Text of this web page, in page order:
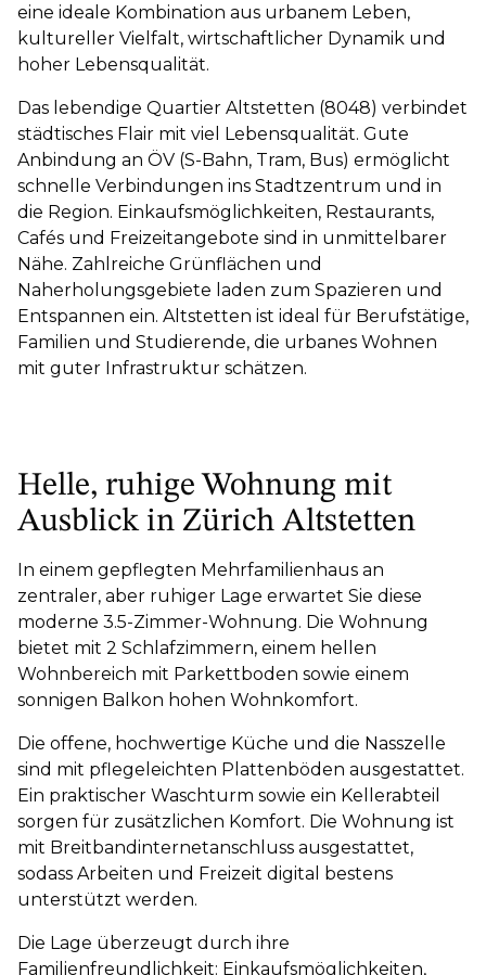
eine ideale Kombination aus urbanem Leben,
kultureller Vielfalt, wirtschaftlicher Dynamik und
hoher Lebensqualität.
Das lebendige Quartier Altstetten (8048) verbindet
städtisches Flair mit viel Lebensqualität. Gute
Anbindung an ÖV (S-Bahn, Tram, Bus) ermöglicht
schnelle Verbindungen ins Stadtzentrum und in
die Region. Einkaufsmöglichkeiten, Restaurants,
Cafés und Freizeitangebote sind in unmittelbarer
Nähe. Zahlreiche Grünflächen und
Naherholungsgebiete laden zum Spazieren und
Entspannen ein. Altstetten ist ideal für Berufstätige,
Familien und Studierende, die urbanes Wohnen
mit guter Infrastruktur schätzen.
Helle, ruhige Wohnung mit
Ausblick in Zürich Altstetten
In einem gepflegten Mehrfamilienhaus an
zentraler, aber ruhiger Lage erwartet Sie diese
moderne 3.5-Zimmer-Wohnung. Die Wohnung
bietet mit 2 Schlafzimmern, einem hellen
Wohnbereich mit Parkettboden sowie einem
sonnigen Balkon hohen Wohnkomfort.
Die offene, hochwertige Küche und die Nasszelle
sind mit pflegeleichten Plattenböden ausgestattet.
Ein praktischer Waschturm sowie ein Kellerabteil
sorgen für zusätzlichen Komfort. Die Wohnung ist
mit Breitbandinternetanschluss ausgestattet,
sodass Arbeiten und Freizeit digital bestens
unterstützt werden.
Die Lage überzeugt durch ihre
Familienfreundlichkeit: Einkaufsmöglichkeiten,